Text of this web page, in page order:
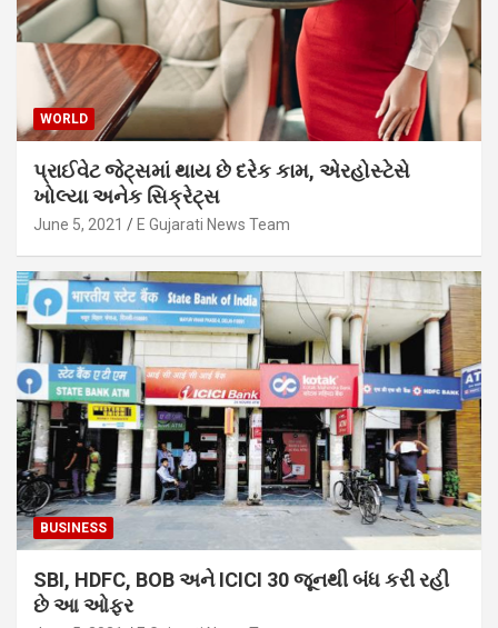
WORLD
પ્રાઈવેટ જેટ્સમાં થાય છે દરેક કામ, એરહોસ્ટેસે
ખોલ્યા અનેક સિક્રેટ્સ
June 5, 2021 E Gujarati News Team
BUSINESS
SBI, HDFC, BOB અને ICICI 30 જૂનથી બંધ કરી રહી
છે આ ઓફર